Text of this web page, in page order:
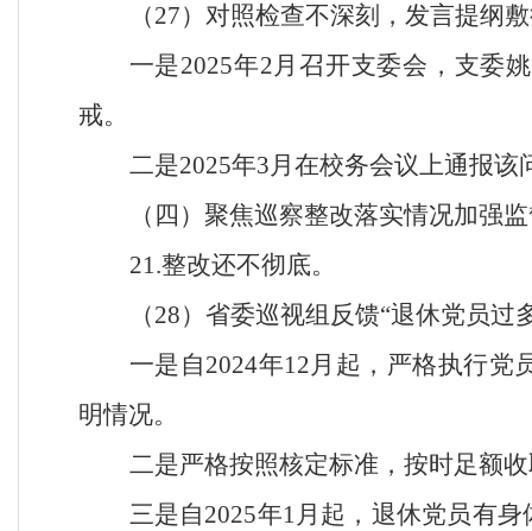
（27）对照检查不深刻，发言提纲
一是2025年2月召开支委会，支委
戒。
二是2025年3月在校务会议上通报
（四）聚焦巡察整改落实情况加强
21.整改还不彻底。
（28）省委巡视组反馈“退休党员过
一是自2024年12月起，严格执行党
明情况。
二是严格按照核定标准，按时足额
三是自2025年1月起，退休党员有